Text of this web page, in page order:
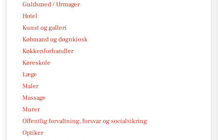
Guldsmed / Urmager
Hotel
Kunst og galleri
Købmand og døgnkiosk
Køkkenforhandler
Køreskole
Læge
Maler
Massage
Murer
Offentlig forvaltning, forsvar og socialsikring
Optiker